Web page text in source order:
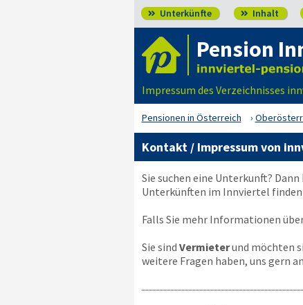
 Unterkünfte  Inhalt
Pension
Impressum des Verzeichnisses
Pensionen in Österreich
Kontakt / Impressum von
Sie suchen eine Unterkunft?
Unterkünften im Innviertel
Falls Sie mehr Informationen
Sie sind Vermieterund möchten
weitere Fragen haben, uns gern